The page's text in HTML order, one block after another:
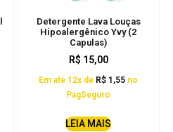
Detergente Lava Louças
Hipoalergênico Yvy (2
Capulas)
R$ 15,00
Em até 12x de R$ 1,55 no
PagSeguro
LEIA MAIS